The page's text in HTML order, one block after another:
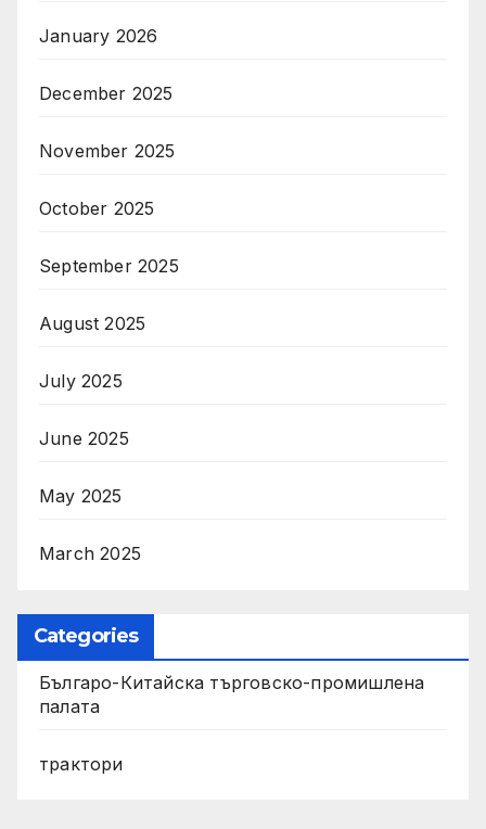
January 2026
December 2025
November 2025
October 2025
September 2025
August 2025
July 2025
June 2025
May 2025
March 2025
Categories
Българо-Китайска търговско-промишлена
палата
трактори